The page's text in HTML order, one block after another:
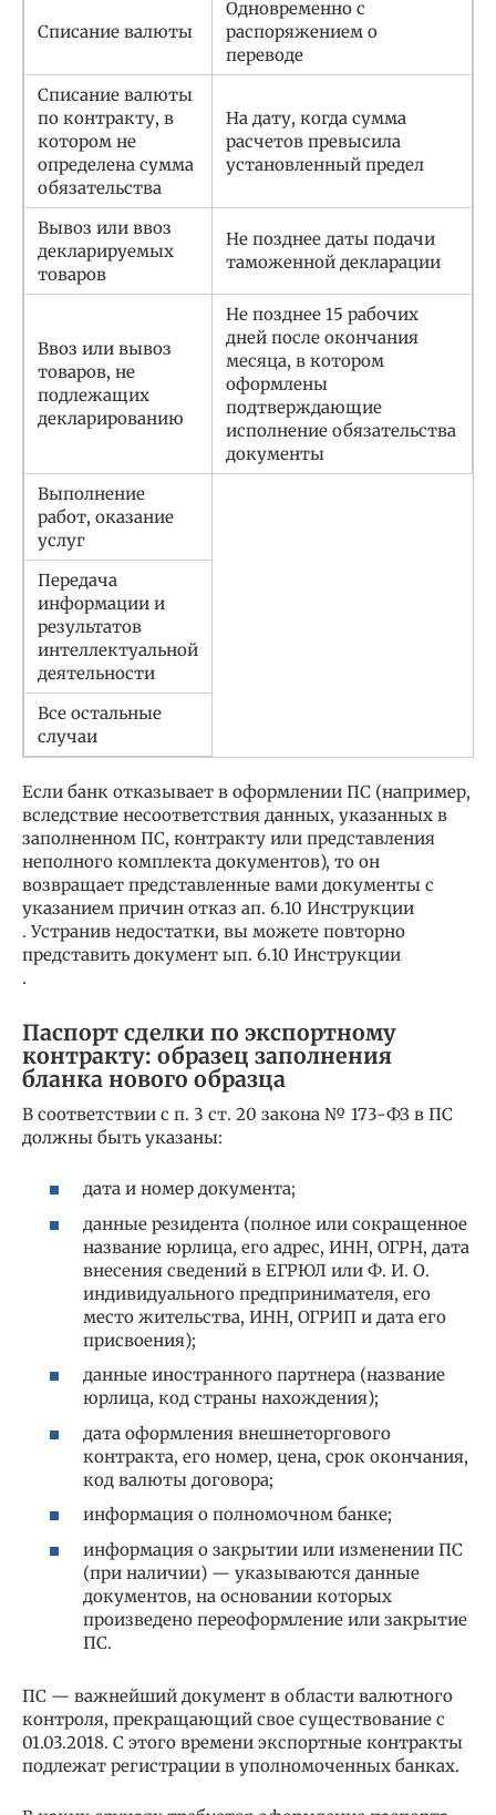
Списание валюты
Одновременно с
распоряжением о
переводе
Списание валюты
по контракту, в
котором не
определена сумма
обязательства
На дату, когда сумма
расчетов превысила
установленный предел
Вывоз или ввоз
декларируемых
товаров
Не позднее даты подачи
таможенной декларации
Ввоз или вывоз
товаров, не
подлежащих
декларированию
Не позднее 15 рабочих
дней после окончания
месяца, в котором
оформлены
подтверждающие
исполнение обязательства
документы
Выполнение
работ, оказание
услуг
Передача
информации и
результатов
интеллектуальной
деятельности
Все остальные
случаи
Если банк отказывает в оформлении ПС (например,
вследствие несоответствия данных, указанных в
заполненном ПС, контракту или представления
неполного комплекта документов), то он
возвращает представленные вами документы с
указанием причин отказ ап. 6.10 Инструкции
. Устранив недостатки, вы можете повторно
представить документ ып. 6.10 Инструкции
.
Паспорт сделки по экспортному
контракту: образец заполнения
бланка нового образца
В соответствии с п. 3 ст. 20 закона № 173-ФЗ в ПС
должны быть указаны:
дата и номер документа;
данные резидента (полное или сокращенное
название юрлица, его адрес, ИНН, ОГРН, дата
внесения сведений в ЕГРЮЛ или Ф. И. О.
индивидуального предпринимателя, его
место жительства, ИНН, ОГРИП и дата его
присвоения);
данные иностранного партнера (название
юрлица, код страны нахождения);
дата оформления внешнеторгового
контракта, его номер, цена, срок окончания,
код валюты договора;
информация о полномочном банке;
информация о закрытии или изменении ПС
(при наличии) — указываются данные
документов, на основании которых
произведено переоформление или закрытие
ПС.
ПС — важнейший документ в области валютного
контроля, прекращающий свое существование с
01.03.2018. С этого времени экспортные контракты
подлежат регистрации в уполномоченных банках.